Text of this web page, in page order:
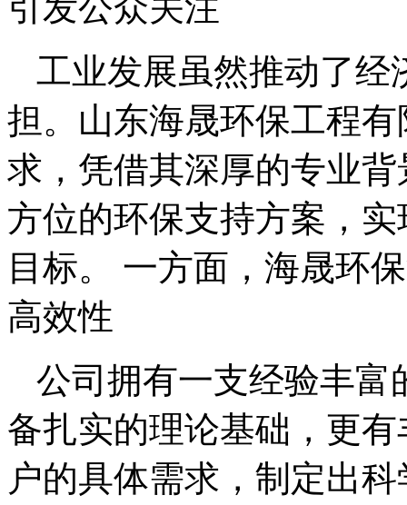
工业发展虽然推动了经
担。山东海晟环保工程
求，凭借其深厚的专业
方位的环保支持方案，
目标。 一方面，海晟环
高效性
公司拥有一支经验丰富
备扎实的理论基础，更
户的具体需求，制定出